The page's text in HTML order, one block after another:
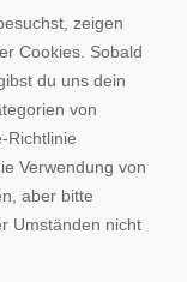
zeigen
Cookies. Sobald
du uns dein
von
Richtlinie
Verwendung von
aber bitte
Umständen nicht